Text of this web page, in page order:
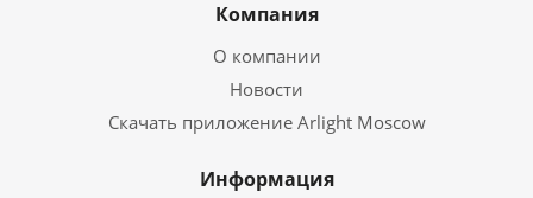
Компания
О компании
Новости
Скачать приложение Arlight Moscow
Информация